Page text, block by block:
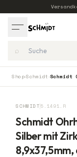
⌕
Shop›Schmidt ›
SCHMIDT 5.1491.R
Schmidt
Silber mit